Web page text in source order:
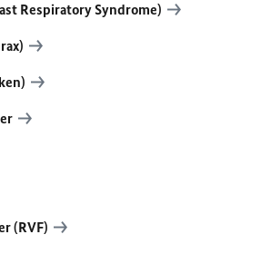
Respiratory Syndrome)
(RVF)